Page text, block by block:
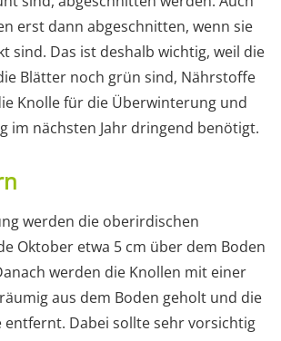
erst dann abgeschnitten, wenn sie
sind. Das ist deshalb wichtig, weil die
Blätter noch grün sind, Nährstoffe
Knolle für die Überwinterung und
im nächsten Jahr dringend benötigt.
werden die oberirdischen
Oktober etwa 5 cm über dem Boden
werden die Knollen mit einer
aus dem Boden geholt und die
entfernt. Dabei sollte sehr vorsichtig